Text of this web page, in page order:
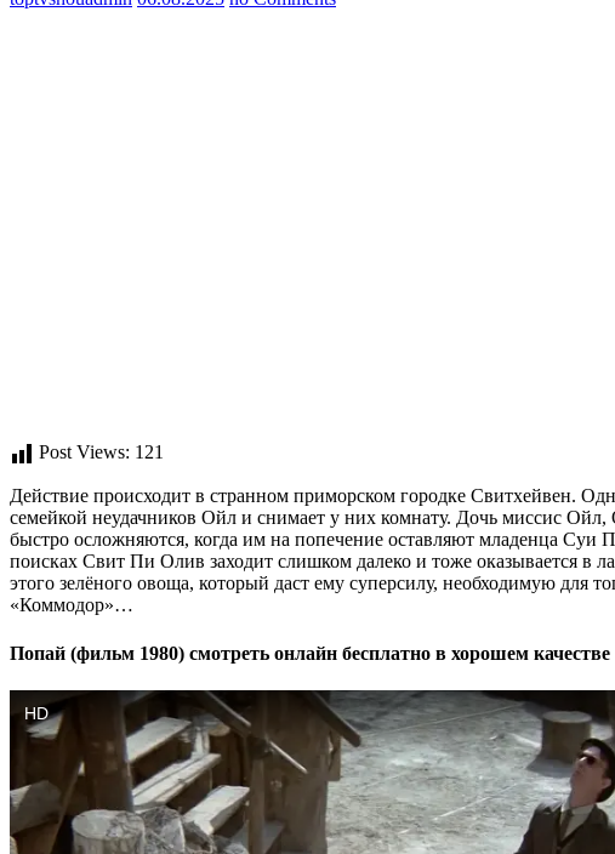
Post Views: 121
Действие происходит в странном приморском городке Свитхейвен.
семейкой неудачников Ойл и снимает у них комнату. Дочь миссис
быстро осложняются, когда им на попечение оставляют младенца
поисках Свит Пи Олив заходит слишком далеко и тоже оказывается в
этого зелёного овоща, который даст ему суперсилу, необходимую для
«Коммодор»…
Попай (фильм 1980) смотреть онлайн бесплатно в хорошем качестве